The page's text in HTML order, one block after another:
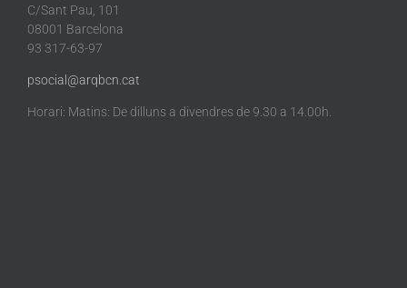
C/Sant Pau, 101
08001 Barcelona
93 317-63-97
psocial@arqbcn.cat
Horari: Matins: De dilluns a divendres de 9.30 a 14.00h.